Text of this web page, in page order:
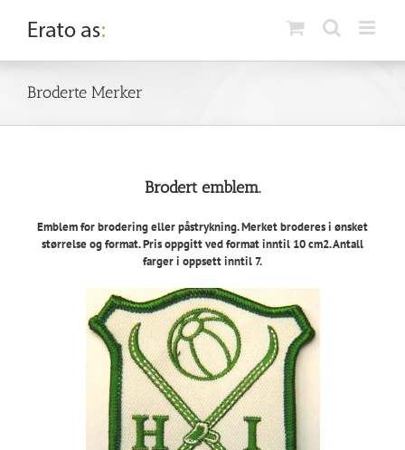
content
Broderte Merker
Brodert emblem.
Emblem for brodering eller påstrykning. Merket broderes i ønsket
størrelse og format. Pris oppgitt ved format inntil 10 cm2. Antall
farger i oppsett inntil 7.